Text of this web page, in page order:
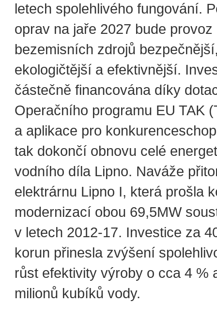
letech spolehlivého fungování.
oprav na jaře 2027 bude provoz
bezemisních zdrojů
ekologičtější a efektivnější.
částečně financována díky
Operačního programu EU TAK
a aplikace pro
tak dokončí obnovu celé
vodního díla Lipno. Naváže
elektrárnu Lipno I, která prošla
modernizací obou 69,5MW
v letech 2012-17. Investice za
korun přinesla zvýšení
růst efektivity výroby o cca 4 %
milionů kubíků vody.